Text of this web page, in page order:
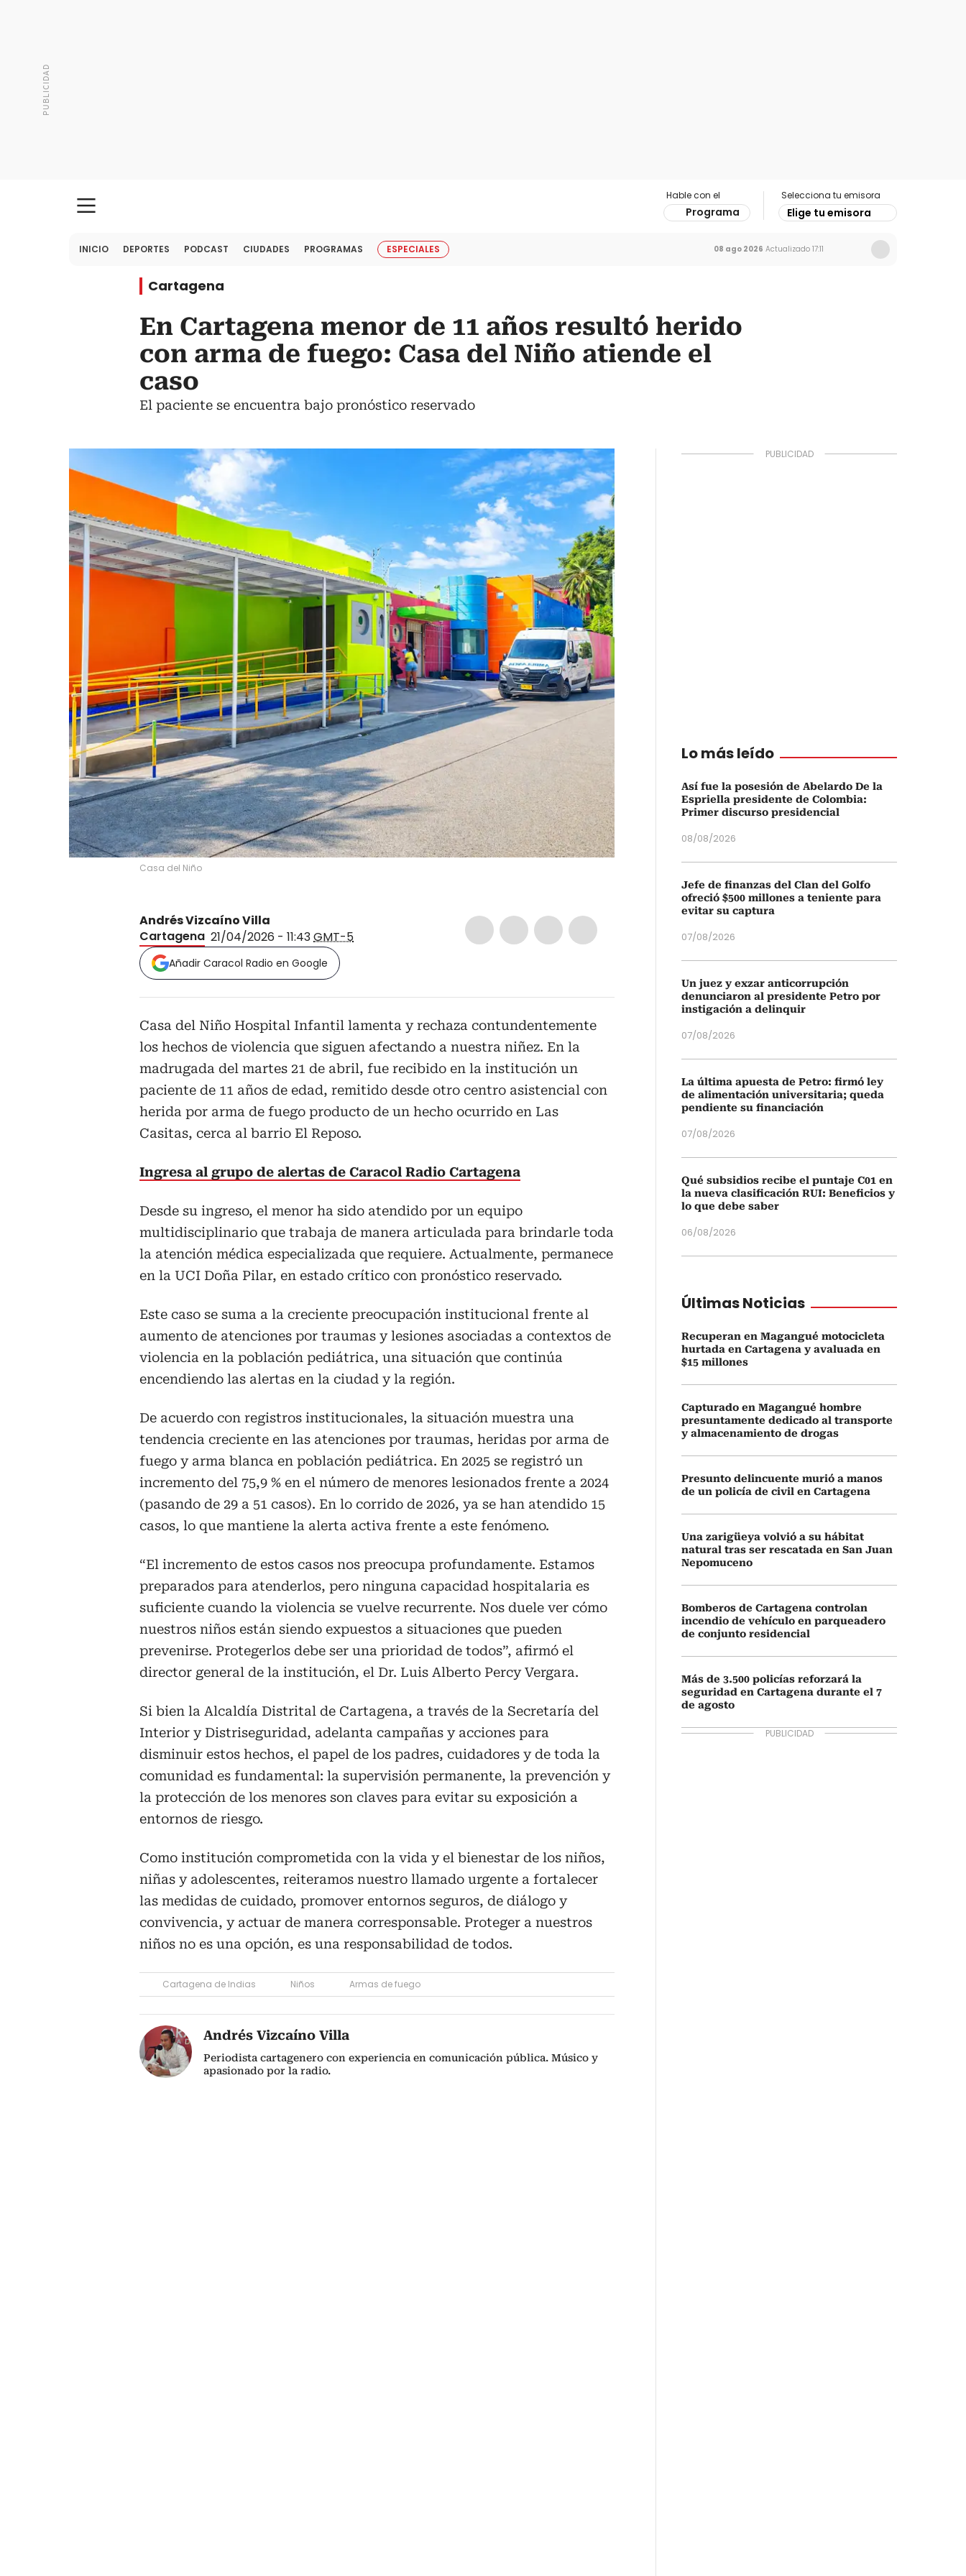
Hable con el
Programa
Selecciona tu emisora
Elige tu emisora
INICIO DEPORTES PODCAST CIUDADES PROGRAMAS ESPECIALES 08 ago 2026 Actualizado 17:11
Cartagena
En Cartagena menor de 11 años resultó herido
con arma de fuego: Casa del Niño atiende el
caso
El paciente se encuentra bajo pronóstico reservado
Casa del Niño
Andrés Vizcaíno Villa
Cartagena 21/04/2026 - 11:43GMT-5
Añadir Caracol Radio en Google
Casa del Niño Hospital Infantil lamenta y rechaza contundentemente
los hechos de violencia que siguen afectando a nuestra niñez. En la
madrugada del martes 21 de abril, fue recibido en la institución un
paciente de 11 años de edad, remitido desde otro centro asistencial con
herida por arma de fuego producto de un hecho ocurrido en Las
Casitas, cerca al barrio El Reposo.
Ingresa al grupo de alertas de Caracol Radio Cartagena
Desde su ingreso, el menor ha sido atendido por un equipo
multidisciplinario que trabaja de manera articulada para brindarle toda
la atención médica especializada que requiere. Actualmente, permanece
en la UCI Doña Pilar, en estado crítico con pronóstico reservado.
Este caso se suma a la creciente preocupación institucional frente al
aumento de atenciones por traumas y lesiones asociadas a contextos de
violencia en la población pediátrica, una situación que continúa
encendiendo las alertas en la ciudad y la región.
De acuerdo con registros institucionales, la situación muestra una
tendencia creciente en las atenciones por traumas, heridas por arma de
fuego y arma blanca en población pediátrica. En 2025 se registró un
incremento del 75,9 % en el número de menores lesionados frente a 2024
(pasando de 29 a 51 casos). En lo corrido de 2026, ya se han atendido 15
casos, lo que mantiene la alerta activa frente a este fenómeno.
“El incremento de estos casos nos preocupa profundamente. Estamos
preparados para atenderlos, pero ninguna capacidad hospitalaria es
suficiente cuando la violencia se vuelve recurrente. Nos duele ver cómo
nuestros niños están siendo expuestos a situaciones que pueden
prevenirse. Protegerlos debe ser una prioridad de todos”, afirmó el
director general de la institución, el Dr. Luis Alberto Percy Vergara.
Si bien la Alcaldía Distrital de Cartagena, a través de la Secretaría del
Interior y Distriseguridad, adelanta campañas y acciones para
disminuir estos hechos, el papel de los padres, cuidadores y de toda la
comunidad es fundamental: la supervisión permanente, la prevención y
la protección de los menores son claves para evitar su exposición a
entornos de riesgo.
Como institución comprometida con la vida y el bienestar de los niños,
niñas y adolescentes, reiteramos nuestro llamado urgente a fortalecer
las medidas de cuidado, promover entornos seguros, de diálogo y
convivencia, y actuar de manera corresponsable. Proteger a nuestros
niños no es una opción, es una responsabilidad de todos.
Cartagena de Indias Niños Armas de fuego
Andrés Vizcaíno Villa
Periodista cartagenero con experiencia en comunicación pública. Músico y
apasionado por la radio.
Lo más leído
Así fue la posesión de Abelardo De la
Espriella presidente de Colombia:
Primer discurso presidencial
08/08/2026
Jefe de finanzas del Clan del Golfo
ofreció $500 millones a teniente para
evitar su captura
07/08/2026
Un juez y exzar anticorrupción
denunciaron al presidente Petro por
instigación a delinquir
07/08/2026
La última apuesta de Petro: firmó ley
de alimentación universitaria; queda
pendiente su financiación
07/08/2026
Qué subsidios recibe el puntaje C01 en
la nueva clasificación RUI: Beneficios y
lo que debe saber
06/08/2026
Últimas Noticias
Recuperan en Magangué motocicleta
hurtada en Cartagena y avaluada en
$15 millones
Capturado en Magangué hombre
presuntamente dedicado al transporte
y almacenamiento de drogas
Presunto delincuente murió a manos
de un policía de civil en Cartagena
Una zarigüeya volvió a su hábitat
natural tras ser rescatada en San Juan
Nepomuceno
Bomberos de Cartagena controlan
incendio de vehículo en parqueadero
de conjunto residencial
Más de 3.500 policías reforzará la
seguridad en Cartagena durante el 7
de agosto